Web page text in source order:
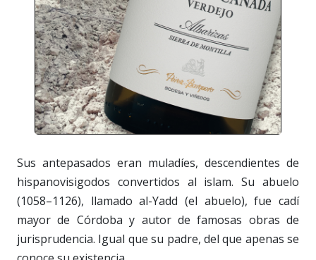
Sus antepasados eran muladíes, descendientes de
hispanovisigodos convertidos al islam. Su abuelo
(1058–1126), llamado al-Yadd (el abuelo), fue cadí
mayor de Córdoba y autor de famosas obras de
jurisprudencia. Igual que su padre, del que apenas se